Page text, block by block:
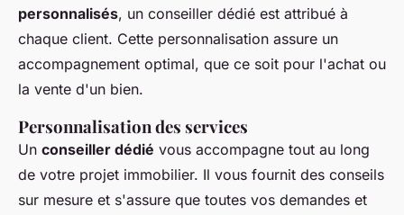
personnalisés, un conseiller dédié est attribué à
chaque client. Cette personnalisation assure un
accompagnement optimal, que ce soit pour l'achat ou
la vente d'un bien.
Personnalisation des services
Un conseiller dédié vous accompagne tout au long
de votre projet immobilier. Il vous fournit des conseils
sur mesure et s'assure que toutes vos demandes et